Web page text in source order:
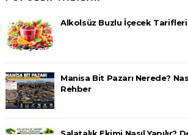
Alkolsüz Buzlu İçecek Tarifleri
Manisa Bit Pazarı Nerede?
Rehber
Salatalık Ekimi Nasıl Yapılır?